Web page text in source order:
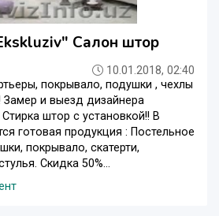
Салон штор
10.01.2018, 02:40
покрывало, подушки , чехлы
Замер и выезд дизайнера
штор с установкой!! В
готовая продукция : Постельное
покрывало, скатерти,
Скидка 50%...